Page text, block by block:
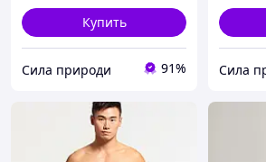
Купить
Сила природи 91% Сила